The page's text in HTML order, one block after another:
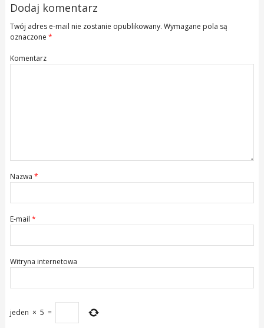
Dodaj komentarz
Twój adres e-mail nie zostanie opublikowany. Wymagane pola są
oznaczone *
Komentarz
Nazwa *
E-mail *
Witryna internetowa
jeden × 5 =